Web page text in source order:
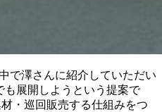
で澤さんに紹介していただい
も展開しようという提案で
・巡回販売する仕組みをつ